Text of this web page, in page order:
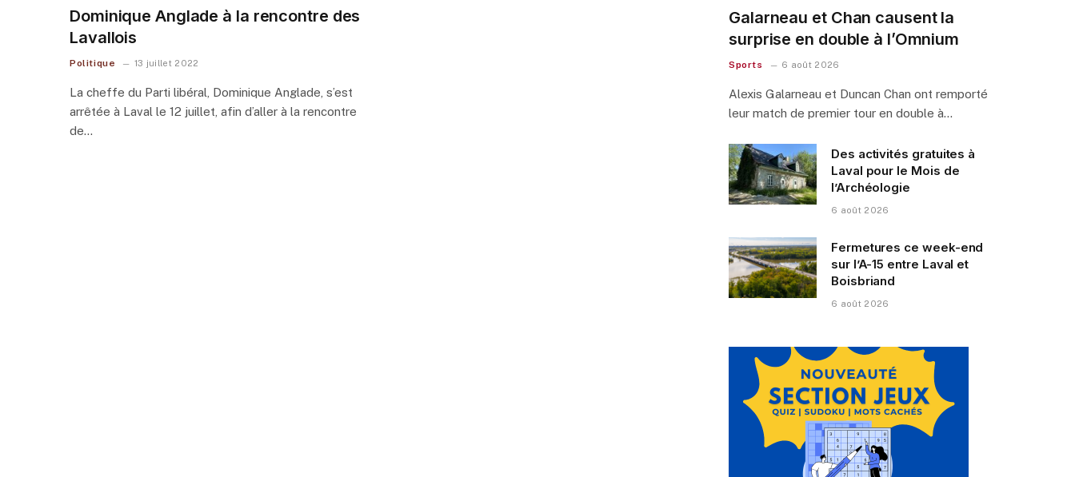
Dominique Anglade à la rencontre des
Lavallois
Politique 13 juillet 2022
La cheffe du Parti libéral, Dominique Anglade, s’est
arrêtée à Laval le 12 juillet, afin d’aller à la rencontre
de…
Galarneau et Chan causent la
surprise en double à l’Omnium
Sports 6 août 2026
Alexis Galarneau et Duncan Chan ont remporté
leur match de premier tour en double à…
Des activités gratuites à
Laval pour le Mois de
l’Archéologie
6 août 2026
Fermetures ce week-end
sur l’A-15 entre Laval et
Boisbriand
6 août 2026